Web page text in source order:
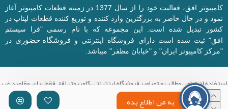
به من اطلاع بده
کامپیوتر افق، فعالیت خود را از سال 1377 در زمینه قطعات کامپیوتر آغاز
نمود و در حال حاضر به بزرگترین وارد کننده و توزیع کننده قطعات لپتاپ در
کشور تبدیل شده است. این مجموعه که با نام رسمی "فرا سیستم
افق" ثبت شده است دارای فروشگاه اینترنتی و فروشگاه حضوری در
"مرکز کامپیوتر ایران" و "خیابان مظفر" میباشد.
استفاده از تمامی مطالب و تصاویر فروشگاه اینترنتی کامپیوتر افق فقط برای مقاصد غیر
تجاری با ذکر منبع بلامانع میباشد.